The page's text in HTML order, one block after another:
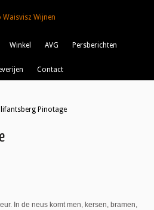
Winkel AVG Persberichten
Contact
Pinotage
In de neus komt men, kersen, bramen,